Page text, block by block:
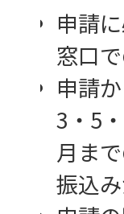
申請
窓口
申請
3・5
月ま
振込